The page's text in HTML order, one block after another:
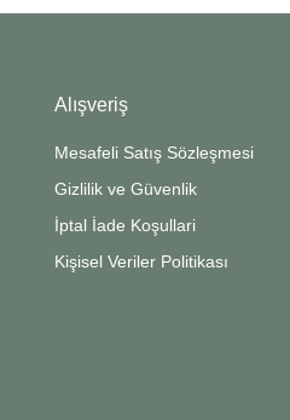
Alışveriş
Mesafeli Satış Sözleşmesi
Gizlilik ve Güvenlik
İptal İade Koşullari
Kişisel Veriler Politikası